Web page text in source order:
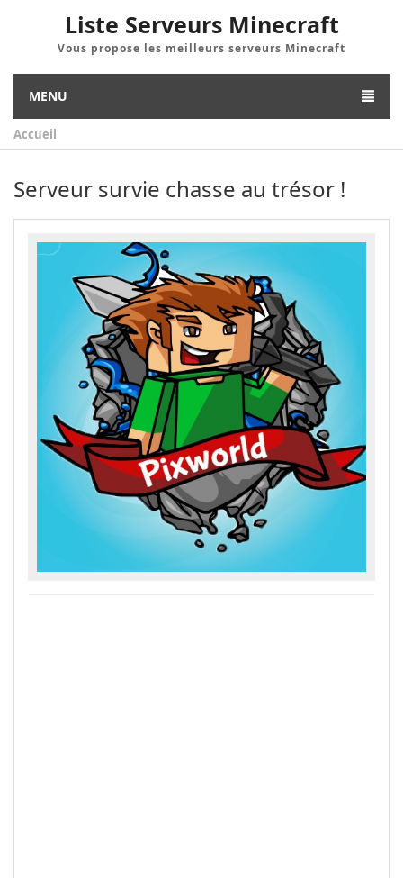
Liste Serveurs Minecraft
Vous propose les meilleurs serveurs Minecraft
MENU
Accueil
Serveur survie chasse au trésor !